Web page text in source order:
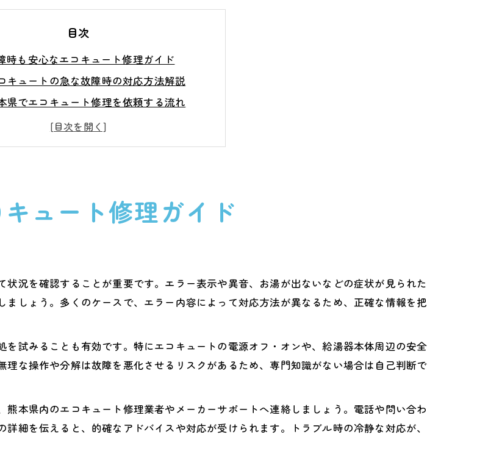
目次
時も安心なエコキュート修理ガイド
キュートの急な故障時の対応方法解説
県でエコキュート修理を依頼する流れ
コキュートトラブル時の応急処置のポイント
できるエコキュート修理業者の特徴
キュート修理で利用できる補助金の種類
金でエコキュート費用を抑えるコツ
コキュート熊本の業者口コミの活用法
コキュート修理で注意したい業者対応
できるエコキュート業者選びの条件
ュート修理ガイド
況を確認することが重要です。エラー表示や異音、お湯が出ないなどの症状が見られた
しょう。多くのケースで、エラー内容によって対応方法が異なるため、正確な情報を把
試みることも有効です。特にエコキュートの電源オフ・オンや、給湯器本体周辺の安全
な操作や分解は故障を悪化させるリスクがあるため、専門知識がない場合は自己判断で
本県内のエコキュート修理業者やメーカーサポートへ連絡しましょう。電話や問い合わ
細を伝えると、的確なアドバイスや対応が受けられます。トラブル時の冷静な対応が、